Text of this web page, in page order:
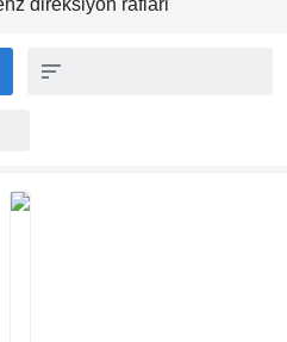
di̇reksi̇yon raflari